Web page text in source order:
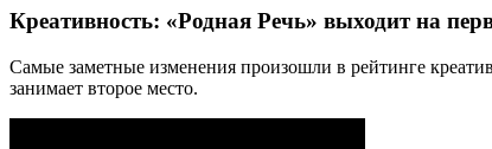
Креативность: «Родная Речь» выходит на
Самые заметные изменения произошли в рейтинге
занимает второе место.